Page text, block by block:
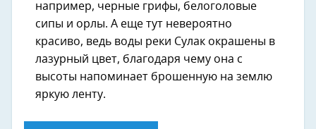
например, черные грифы, белоголовые
сипы и орлы. А еще тут невероятно
красиво, ведь воды реки Сулак окрашены в
лазурный цвет, благодаря чему она с
высоты напоминает брошенную на землю
яркую ленту.